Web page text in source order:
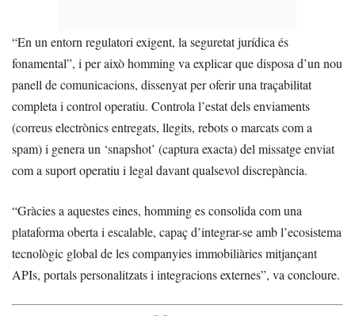
“En un entorn regulatori exigent, la seguretat jurídica és
fonamental”, i per això homming va explicar que disposa d’un nou
panell de comunicacions, dissenyat per oferir una traçabilitat
completa i control operatiu. Controla l’estat dels enviaments
(correus electrònics entregats, llegits, rebots o marcats com a
spam) i genera un ‘snapshot’ (captura exacta) del missatge enviat
com a suport operatiu i legal davant qualsevol discrepància.
“Gràcies a aquestes eines, homming es consolida com una
plataforma oberta i escalable, capaç d’integrar-se amb l’ecosistema
tecnològic global de les companyies immobiliàries mitjançant
APIs, portals personalitzats i integracions externes”, va concloure.